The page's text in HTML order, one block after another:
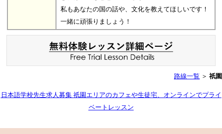
私もあなたの国の話や、文化を教えてほしいです！
一緒に頑張りましょう！
路線一覧 ＞ 祇園
日本語学校先生求人募集 祇園エリアのカフェや生徒宅、オンラインでプライ
ベートレッスン